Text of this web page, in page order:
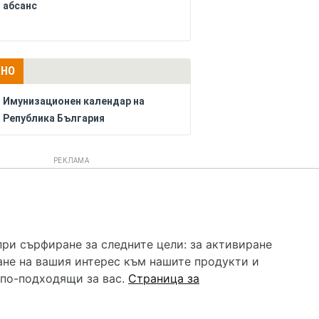
абсанс
Имунизационен календар на
Република България
РЕКЛАМА
все че се полагат всички усилия за обновяване и
и самолечението могат да бъдат опасни за
помощ!
сърфиране за следните цели: за активиране
на вашия интерес към нашите продукти и
подходящи за вас. Страница за